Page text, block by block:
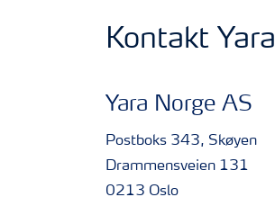
Kontakt Yara
Yara Norge AS
Postboks 343, Skøyen
Drammensveien 131
0213 Oslo